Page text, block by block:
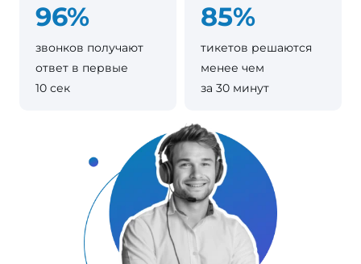
96%
звонков получают
ответ в первые
10 сек
85%
тикетов решаются
менее чем
за 30 минут